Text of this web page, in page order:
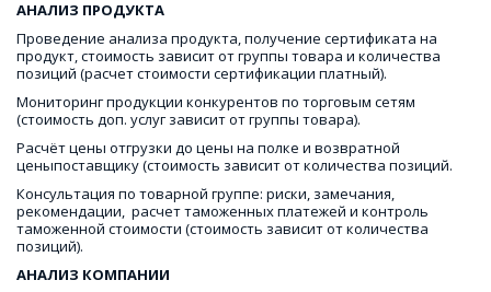
АНАЛИЗ ПРОДУКТА
Проведение анализа продукта, получение сертификата на
продукт, стоимость зависит от группы товара и количества
позиций (расчет стоимости сертификации платный).
Мониторинг продукции конкурентов по торговым сетям
(стоимость доп. услуг зависит от группы товара).
Расчёт цены отгрузки до цены на полке и возвратной
ценыпоставщику (стоимость зависит от количества позиций.
Консультация по товарной группе: риски, замечания,
рекомендации,  расчет таможенных платежей и контроль
таможенной стоимости (стоимость зависит от количества
позиций).
АНАЛИЗ КОМПАНИИ